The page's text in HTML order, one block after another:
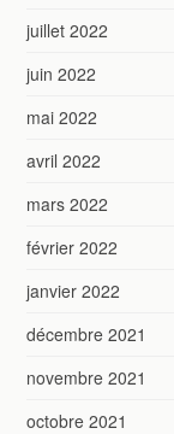
juillet 2022
juin 2022
mai 2022
avril 2022
mars 2022
février 2022
janvier 2022
décembre 2021
novembre 2021
octobre 2021